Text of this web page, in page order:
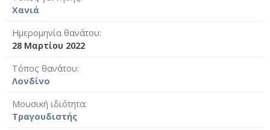
Χανιά
Ημερομηνία θανάτου
28 Μαρτίου 2022
Τόπος θανάτου
Λονδίνο
Μουσική ιδιότητα
Τραγουδιστής